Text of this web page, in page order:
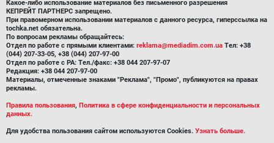
Какое-либо использование материалов без письменного разрешения
КЕПРЕЙТ ПАРТНЕРС запрещено.
При правомерном использовании материалов с данного ресурса, гиперссылка на
tochka.net обязательна.
По вопросам рекламы обращайтесь:
Отдел по работе с прямыми клиентами: reklama@mediadim.com.ua Тел: +38
(044) 207-33-05, +38 (044) 207-97-00
Отдел по работе с РА: Тел./факс: +38 044 207-97-07
Редакция: +38 044 207-97-00
Материалы, отмеченные знаками "Реклама", "Промо", публикуются на правах
рекламы.
Правила пользования, Политика в сфере конфиденциальности и персональных
данных.
Для удобства пользования сайтом используются Cookies. Узнать больше.